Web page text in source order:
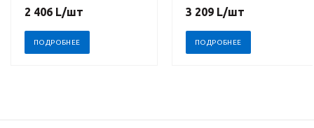
2 406 L/шт
ПОДРОБНЕЕ
3 209 L/шт
ПОДРОБНЕЕ